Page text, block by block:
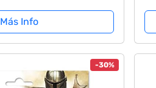
Más Info
-30%